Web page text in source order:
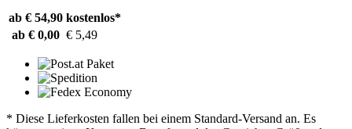
ab € 54,90 kostenlos*
ab € 0,00 € 5,49
* Diese Lieferkosten fallen bei einem Standard-Versand an. Es